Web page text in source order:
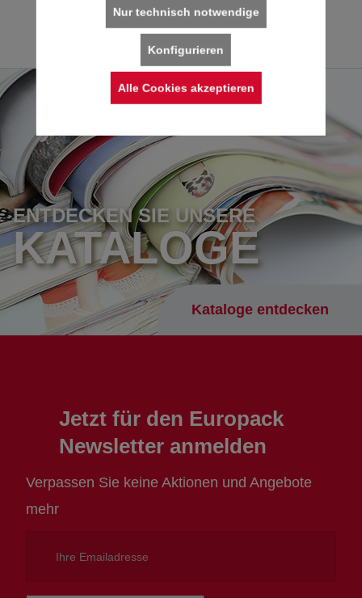
ENTDECKEN SIE UNSERE
KATALOGE
Kataloge entdecken
Jetzt für den Europack
Newsletter anmelden
Verpassen Sie keine Aktionen und Angebote
mehr
Emailadresse
Nur technisch notwendige
Konfigurieren
Alle Cookies akzeptieren